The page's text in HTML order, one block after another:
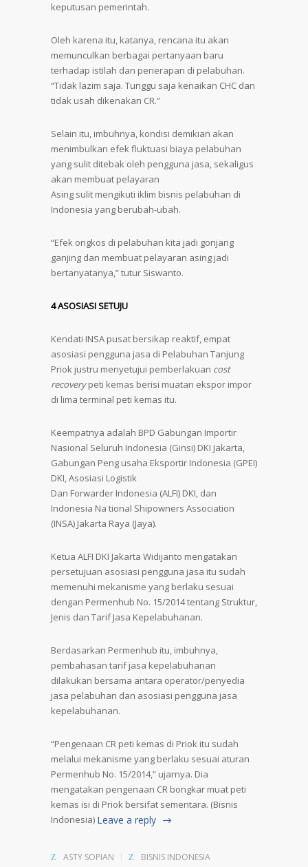
keputusan pemerintah.
Oleh karena itu, katanya, rencana itu akan
memunculkan berbagai pertanyaan baru
terhadap istilah dan penerapan di pelabuhan.
“Tidak lazim saja. Tunggu saja kenaikan CHC dan
tidak usah dikenakan CR.”
Selain itu, imbuhnya, kondisi demikian akan
menimbulkan efek fluktuasi biaya pelabuhan
yang sulit ditebak oleh pengguna jasa, sekaligus
akan membuat pelayaran
Asing sulit mengikuti iklim bisnis pelabuhan di
Indonesia yang berubah-ubah.
“Efek ongkos di pelabuhan kita jadi gonjang
ganjing dan membuat pelayaran asing jadi
bertanyatanya,” tutur Siswanto.
4 ASOSIASI SETUJU
Kendati INSA pusat bersikap reaktif, empat
asosiasi pengguna jasa di Pelabuhan Tanjung
Priok justru menyetujui pemberlakuan cost
recoverypeti kemas berisi muatan ekspor impor
di lima terminal peti kemas itu.
Keempatnya adalah BPD Gabungan Importir
Nasional Seluruh Indonesia (Ginsi) DKI Jakarta,
Gabungan Peng usaha Eksportir Indonesia (GPEI)
DKI, Asosiasi Logistik
Dan Forwarder Indonesia (ALFI) DKI, dan
Indonesia Na tional Shipowners Association
(INSA) Jakarta Raya (Jaya).
Ketua ALFI DKI Jakarta Widijanto mengatakan
persetujuan asosiasi pengguna jasa itu sudah
memenuhi mekanisme yang berlaku sesuai
dengan Permenhub No. 15/2014 tentang Struktur,
Jenis dan Tarif Jasa Kepelabuhanan.
Berdasarkan Permenhub itu, imbuhnya,
pembahasan tarif jasa kepelabuhanan
dilakukan bersama antara operator/penyedia
jasa pelabuhan dan asosiasi pengguna jasa
kepelabuhanan.
“Pengenaan CR peti kemas di Priok itu sudah
melalui mekanisme yang berlaku sesuai aturan
Permenhub No. 15/2014,” ujarnya. Dia
mengatakan pengenaan CR bongkar muat peti
kemas isi di Priok bersifat sementara. (Bisnis
Indonesia) Leave a reply
ASTY SOPIAN BISNIS INDONESIA